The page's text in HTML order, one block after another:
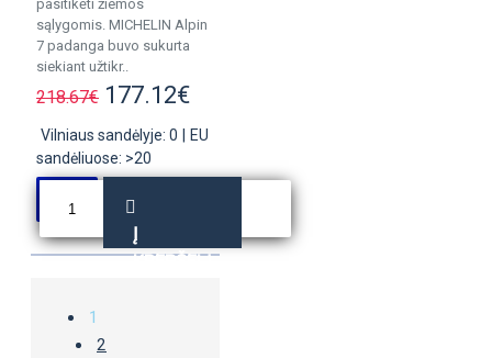
pasitikėti žiemos
sąlygomis. MICHELIN Alpin
7 padanga buvo sukurta
siekiant užtikr..
218.67€ 177.12€
Vilniaus sandėlyje: 0
EU
sandėliuose: >20
Į
KREPŠELĮ
1
2